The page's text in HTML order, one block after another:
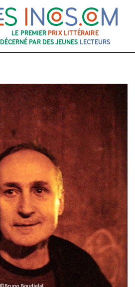
LE PREMIER PRIX LITTÉRAIRE
DÉCERNÉ PAR DES JEUNES LECTEURS